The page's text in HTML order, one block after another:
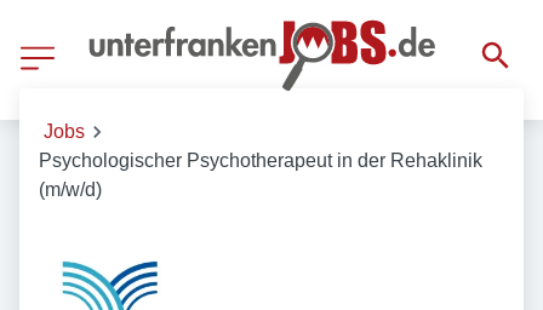
Jobs
Psychologischer Psychotherapeut in der Rehaklinik
(m/w/d)